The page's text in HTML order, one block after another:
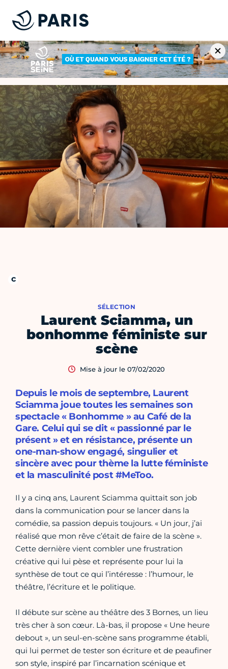
Laurent Sciamma, un
bonhomme féministe sur
scène
SÉLECTION
Mise à jour le 07/02/2020
Depuis le mois de septembre, Laurent
Sciamma joue toutes les semaines son
spectacle « Bonhomme » au Café de la
Gare. Celui qui se dit « passionné par le
présent » et en résistance, présente un
one-man-show engagé, singulier et
sincère avec pour thème la lutte féministe
et la masculinité post #MeToo.
Il y a cinq ans, Laurent Sciamma quittait son job
dans la communication pour se lancer dans la
comédie, sa passion depuis toujours. « Un jour, j’ai
réalisé que mon rêve c’était de faire de la scène ».
Cette dernière vient combler une frustration
créative qui lui pèse et représente pour lui la
synthèse de tout ce qui l’intéresse : l’humour, le
théâtre, l’écriture et le politique.
Il débute sur scène au théâtre des 3 Bornes, un lieu
très cher à son cœur. Là-bas, il propose « Une heure
debout », un seul-en-scène sans programme établi,
qui lui permet de tester son écriture et de peaufiner
son style, inspiré par l’incarnation scénique et